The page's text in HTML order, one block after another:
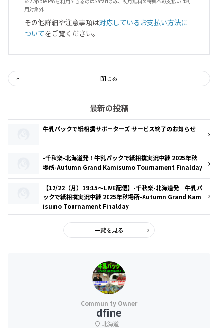
用対象外
その他詳細や注意事項は対応しているお支払い方法に
ついてをご覧ください。
閉じる
最新の投稿
牛乳パックで紙相撲サポーターズ サービス終了のお知らせ
-千秋楽-北海道発！牛乳パックで紙相撲実況中継 2025年秋
場所-Autumn Grand Kamisumo Tournament Finalday
【12/22（月）19:15～LIVE配信】-千秋楽-北海道発！牛乳パ
ックで紙相撲実況中継 2025年秋場所-Autumn Grand Kam
isumo Tournament Finalday
一覧を見る
dfine
北海道